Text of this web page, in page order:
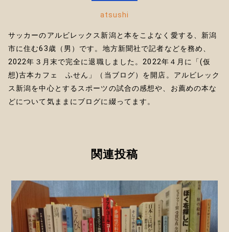
atsushi
サッカーのアルビレックス新潟と本をこよなく愛する、新潟
市に住む63歳（男）です。地方新聞社で記者などを務め、
2022年３月末で完全に退職しました。2022年４月に「(仮
想)古本カフェ ふせん」（当ブログ）を開店。アルビレック
ス新潟を中心とするスポーツの試合の感想や、お薦めの本な
どについて気ままにブログに綴ってます。
関連投稿